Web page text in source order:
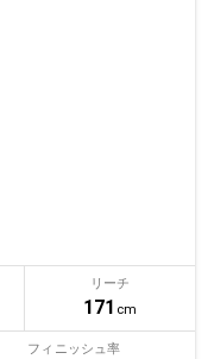
リーチ
171 cm
フィニッシュ率